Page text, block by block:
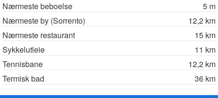
Nærmeste beboelse
5 m
Nærmeste by (Sorrento)
12,2 km
Nærmeste restaurant
15 km
Sykkelutleie
11 km
Tennisbane
12,2 km
Termisk bad
36 km